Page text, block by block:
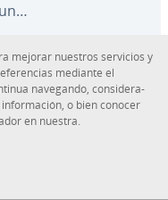
de seguridad en la
en la nube! Tus
con…
mejorar nuestros servicios y
mediante el
navegando, co­n­si­de­ra­
o bien conocer
en nuestra.